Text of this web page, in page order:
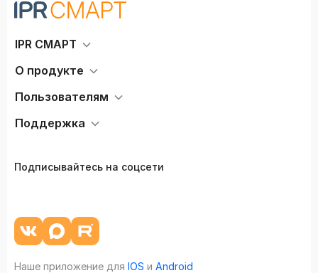
IPR СМАРТ
О продукте
Пользователям
Поддержка
Подписывайтесь на соцсети
Наше приложение для IOS и Android